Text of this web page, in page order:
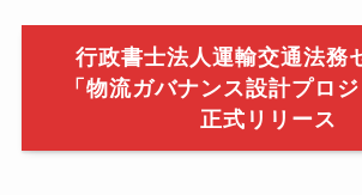
行政書士法人運輸交通法務
「物流ガバナンス設計プロ
正式リリース